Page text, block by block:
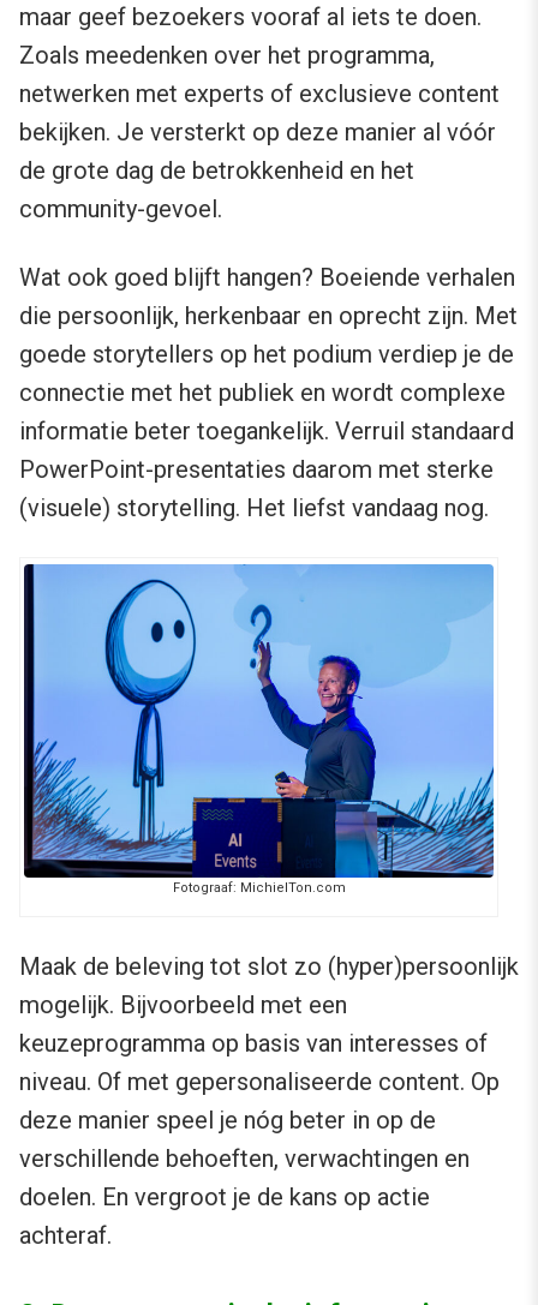
maar geef bezoekers vooraf al iets te doen.
Zoals meedenken over het programma,
netwerken met experts of exclusieve content
bekijken. Je versterkt op deze manier al vóór
de grote dag de betrokkenheid en het
community-gevoel.
Wat ook goed blijft hangen? Boeiende verhalen
die persoonlijk, herkenbaar en oprecht zijn. Met
goede storytellers op het podium verdiep je de
connectie met het publiek en wordt complexe
informatie beter toegankelijk. Verruil standaard
PowerPoint-presentaties daarom met sterke
(visuele) storytelling. Het liefst vandaag nog.
Fotograaf: MichielTon.com
Maak de beleving tot slot zo (hyper)persoonlijk
mogelijk. Bijvoorbeeld met een
keuzeprogramma op basis van interesses of
niveau. Of met gepersonaliseerde content. Op
deze manier speel je nóg beter in op de
verschillende behoeften, verwachtingen en
doelen. En vergroot je de kans op actie
achteraf.